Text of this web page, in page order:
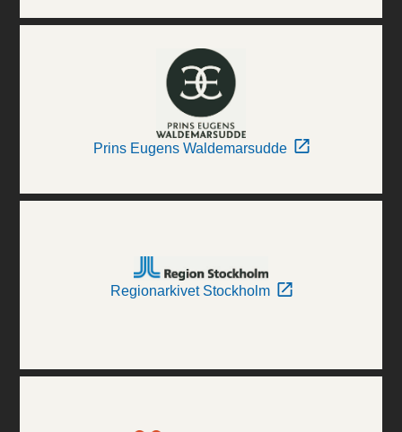
Prins Eugens Waldemarsudde
Regionarkivet Stockholm